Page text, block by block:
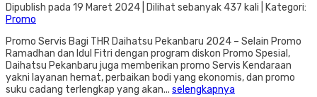
Dipublish pada 19 Maret 2024 | Dilihat sebanyak 437 kali | Kategori:
Promo
Promo Servis Bagi THR Daihatsu Pekanbaru 2024 – Selain Promo
Ramadhan dan Idul Fitri dengan program diskon Promo Spesial,
Daihatsu Pekanbaru juga memberikan promo Servis Kendaraan
yakni layanan hemat, perbaikan bodi yang ekonomis, dan promo
suku cadang terlengkap yang akan... selengkapnya